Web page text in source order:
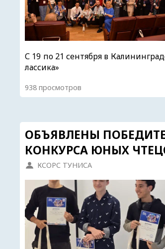
С 19 по 21 сентября в
лассика»
938 просмотров
ОБЪЯВЛЕНЫ
КОНКУРСА ЮНЫХ
КСОРС ТУНИСА